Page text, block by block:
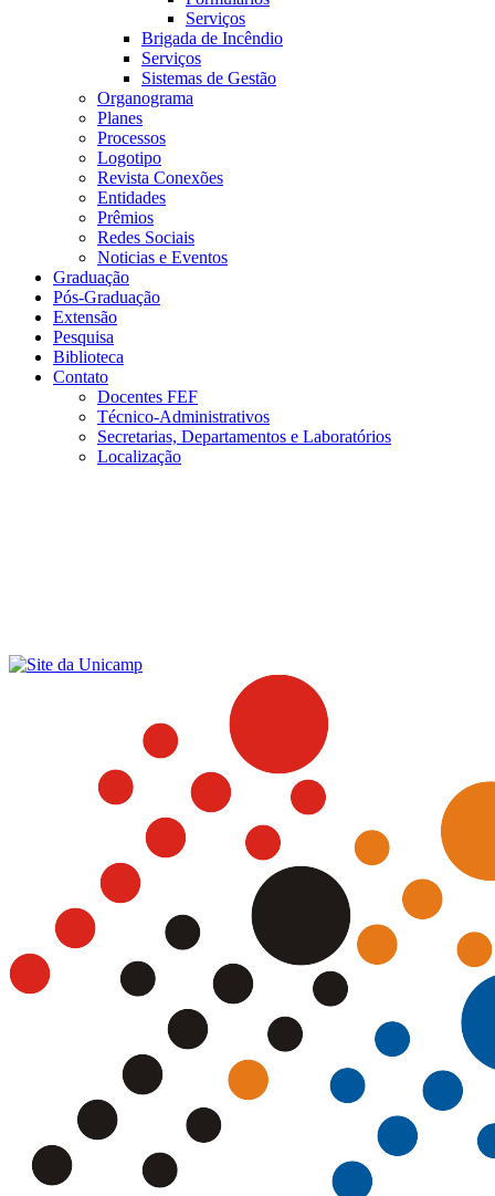
Serviços
Brigada de Incêndio
Serviços
Sistemas de Gestão
Organograma
Planes
Processos
Logotipo
Revista Conexões
Entidades
Prêmios
Redes Sociais
Noticias e Eventos
Graduação
Pós-Graduação
Extensão
Pesquisa
Biblioteca
Contato
Docentes FEF
Técnico-Administrativos
Secretarias, Departamentos e Laboratórios
Localização